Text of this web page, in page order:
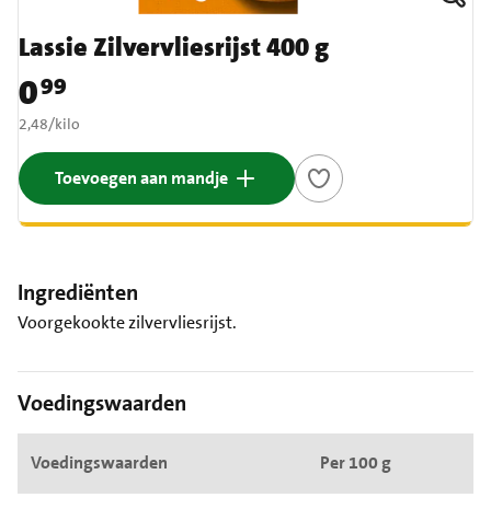
Lassie Zilvervliesrijst 400 g
Prijs: € 0,99
099
€ 2,48 per kilo
2,48/kilo
Toevoegen aan mandje
Ingrediënten
Voorgekookte zilvervliesrijst.
Voedingswaarden
Voedingswaarden Per 100 g